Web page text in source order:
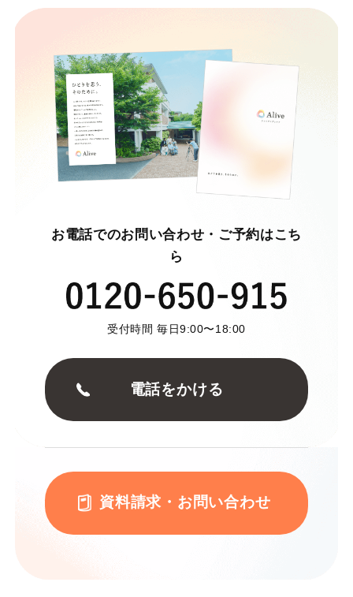
お電話でのお問い合わせ・ご予約はこち
ら
受付時間 毎日9:00〜18:00
電話をかける
資料請求・お問い合わせ